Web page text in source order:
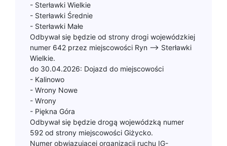
- Sterławki Wielkie
- Sterławki Średnie
- Sterławki Małe
Odbywał się będzie od strony drogi wojewódzkiej
numer 642 przez miejscowości Ryn –> Sterławki
Wielkie.
do 30.04.2026: Dojazd do miejscowości
- Kalinowo
- Wrony Nowe
- Wrony
- Piękna Góra
Odbywał się będzie drogą wojewódzką numer
592 od strony miejscowości Giżycko.
Numer obwiązującej organizacji ruchu IG-